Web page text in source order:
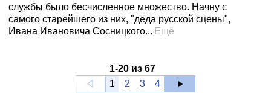
службы было бесчисленное множество. Начну с
самого старейшего из них, "деда русской сцены",
Ивана Ивановича Сосницкого... Ещё
1-20 из 67
1
2 3 4